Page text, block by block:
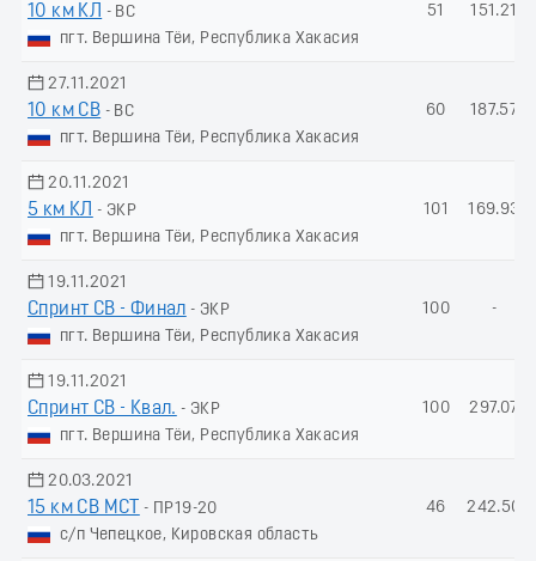
10 км КЛ
- ВС
пгт. Вершина Тёи, Республика Хакасия
51 151.21
27.11.2021
10 км СВ - ВС
пгт. Вершина Тёи, Республика Хакасия
60 187.57
20.11.2021
5 км КЛ
- ЭКР
пгт. Вершина Тёи, Республика Хакасия
101 169.93
19.11.2021
Спринт СВ - Финал - ЭКР
пгт. Вершина Тёи, Республика Хакасия
100 -
19.11.2021
Спринт СВ - Квал. - ЭКР
пгт. Вершина Тёи, Республика Хакасия
100 297.07
20.03.2021
15 км СВ МСТ
- ПР19-20
с/п Чепецкое, Кировская область
46 242.50